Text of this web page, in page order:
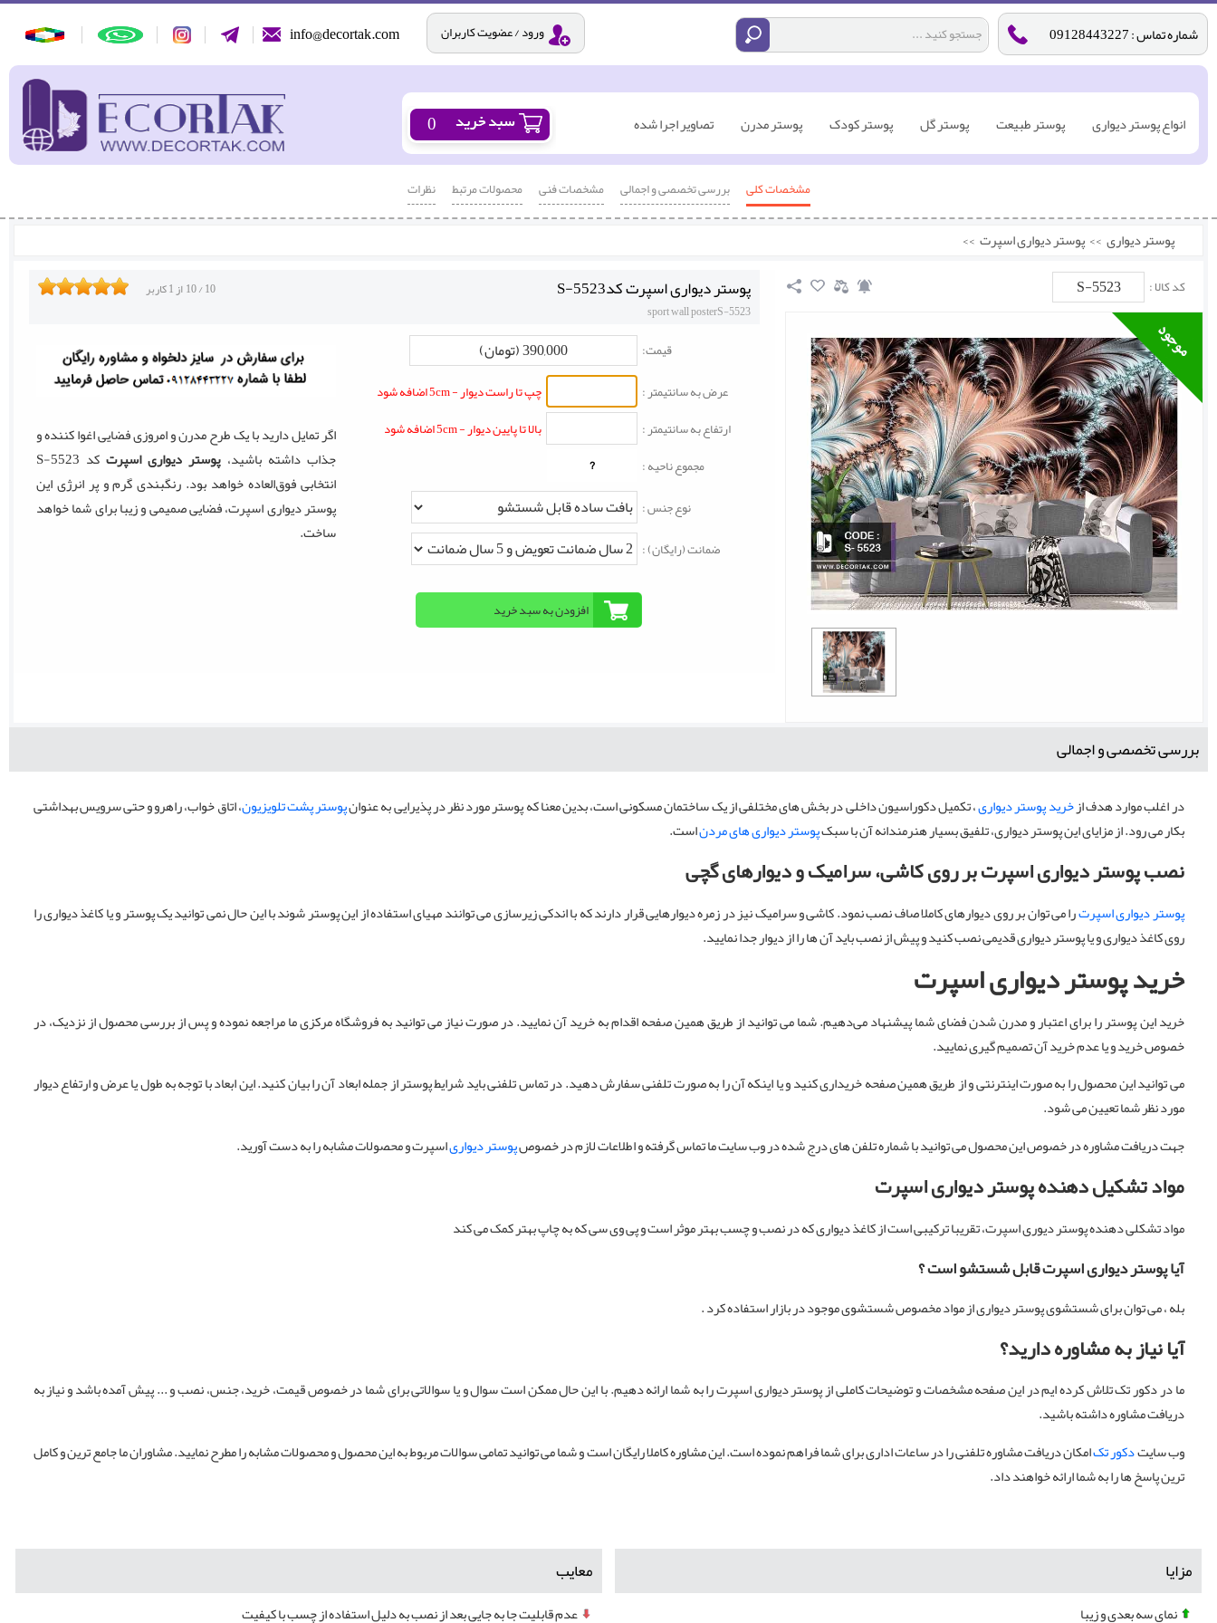
شماره تماس : 09128443227 info@decortak.com ورود / عضویت کاربران
انواع پوستر دیواری پوستر طبیعت پوستر گل پوستر کودک پوستر مدرن تصاویر اجرا شده 0
مشخصات کلی بررسی تخصصی و اجمالی مشخصات فنی محصولات مرتبط نظرات
پوستر دیواری >> پوستر دیواری اسپرت >>
کد کالا : S-5523 پوستر دیواری اسپرت کدS-5523 10/10 از1کاربر
sport wall posterS-5523
قیمت: 390,000 (تومان)
عرض به سانتیمتر :
چپ تا راست دیوار - 5cm اضافه شود
ارتفاع به سانتیمتر :
بالا تا پایین دیوار - 5cm اضافه شود
مجموع ناحیه :
?
نوع جنس :
ضمانت (رایگان) :
اگر تمایل دارید با یک طرح مدرن و امروزی فضایی اغوا کننده و
جذاب داشته باشید،پوستر دیواری اسپرت
کد S-5523
انتخابی فوق‌العاده خواهد بود. رنگبندی گرم و پر انرژی این
پوستر دیواری اسپرت، فضایی صمیمی و زیبا برای شما خواهد
ساخت.
بررسی تخصصی و اجمالی
در اغلب موارد هدف ازخرید پوستر دیواری، تکمیل دکوراسیون داخلی در بخش های مختلفی از یک ساختمان مسکونی است، بدین معنا که پوستر مورد نظر در پذیرایی به عنوانپوستر پشت تلویزیون، اتاق خواب، راهرو و حتی سرویس بهداشتی
بکار می رود. از مزایای این پوستر دیواری، تلفیق بسیار هنرمندانه آن با سبکپوستر دیواری های مردناست.
نصب پوستر دیواری اسپرت بر روی کاشی، سرامیک و دیوارهای گچی
پوستر دیواری اسپرترا می توان بر روی دیوارهای کاملا صاف نصب نمود. کاشی و سرامیک نیز در زمره دیوارهایی قرار دارند که با اندکی زیرسازی می توانند مهیای استفاده از این پوستر شوند با این حال نمی توانید یک پوستر و یا کاغذ دیواری را
روی کاغذ دیواری و یا پوستر دیواری قدیمی نصب کنید و پیش از نصب باید آن ها را از دیوار جدا نمایید.
خرید پوستر دیواری اسپرت
خرید این پوستر را برای اعتبار و مدرن شدن فضای شما پیشنهاد می‌دهیم. شما می توانید از طریق همین صفحه اقدام به خرید آن نمایید. در صورت نیاز می توانید به فروشگاه مرکزی ما مراجعه نموده و پس از بررسی محصول از نزدیک، در
خصوص خرید و یا عدم خرید آن تصمیم گیری نمایید.
می توانید این محصول را به صورت اینترنتی و از طریق همین صفحه خریداری کنید و یا اینکه آن را به صورت تلفنی سفارش دهید. در تماس تلفنی باید شرایط پوستر از جمله ابعاد آن را بیان کنید. این ابعاد با توجه به طول یا عرض و ارتفاع دیوار
مورد نظر شما تعیین می شود.
جهت دریافت مشاوره در خصوص این محصول می توانید با شماره تلفن های درج شده در وب سایت ما تماس گرفته و اطلاعات لازم در خصوصپوستر دیواریاسپرت و محصولات مشابه را به دست آورید.
مواد تشکیل دهنده پوستر دیواری اسپرت
مواد تشکلی دهنده پوستر دیوری اسپرت، تقریبا ترکیبی است از کاغذ دیواری که در نصب و چسب بهتر موثر است و پی وی سی که به چاپ بهتر کمک می کند
آیا پوستر دیواری اسپرت قابل شستشو است ؟
بله ، می توان برای شستشوی پوستر دیواری از مواد مخصوص شستشوی موجود در بازار استفاده کرد .
آیا نیاز به مشاوره دارید؟
ما در دکور تک تلاش کرده ایم در این صفحه مشخصات و توضیحات کاملی از پوستر دیواری اسپرت را به شما ارائه دهیم. با این حال ممکن است سوال و یا سوالاتی برای شما در خصوص قیمت، خرید، جنس، نصب و ... پیش آمده باشد و نیاز به
دریافت مشاوره داشته باشید.
وب سایتدکور تکامکان دریافت مشاوره تلفنی را در ساعات اداری برای شما فراهم نموده است. این مشاوره کاملا رایگان است و شما می توانید تمامی سوالات مربوط به این محصول و محصولات مشابه را مطرح نمایید. مشاوران ما جامع ترین و کامل
ترین پاسخ ها را به شما ارائه خواهند داد.
مزایا
نمای سه بعدی و زیبا
معایب
عدم قابلیت جا به جایی بعد از نصب به دلیل استفاده از چسب با کیفیت